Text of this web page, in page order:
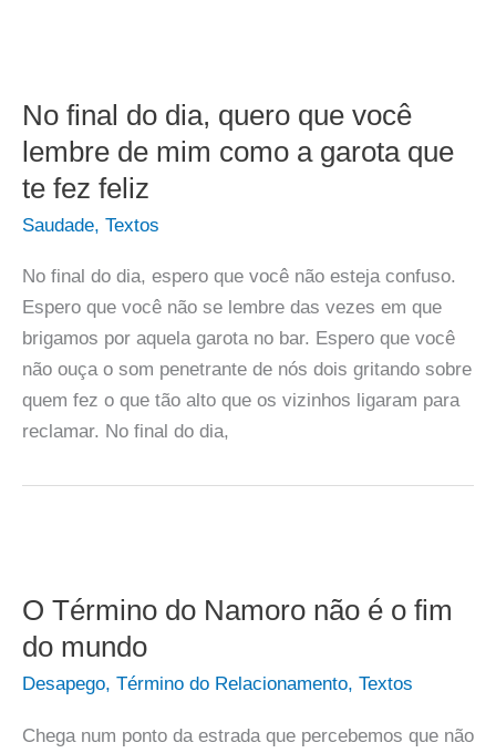
No final do dia, quero que você
lembre de mim como a garota que
te fez feliz
Saudade, Textos
No final do dia, espero que você não esteja confuso.
Espero que você não se lembre das vezes em que
brigamos por aquela garota no bar. Espero que você
não ouça o som penetrante de nós dois gritando sobre
quem fez o que tão alto que os vizinhos ligaram para
reclamar. No final do dia,
O Término do Namoro não é o fim
do mundo
Desapego, Término do Relacionamento, Textos
Chega num ponto da estrada que percebemos que não